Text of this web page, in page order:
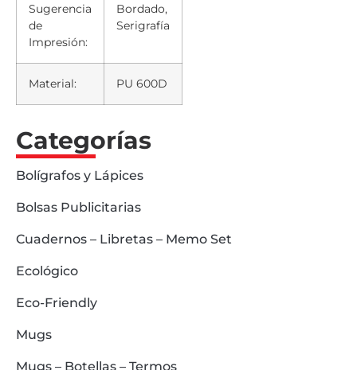
Sugerencia
de
Impresión:
Bordado,
Serigrafía
Material: PU 600D
Categorías
Bolígrafos y Lápices
Bolsas Publicitarias
Cuadernos – Libretas – Memo Set
Ecológico
Eco-Friendly
Mugs
Mugs – Botellas – Termos